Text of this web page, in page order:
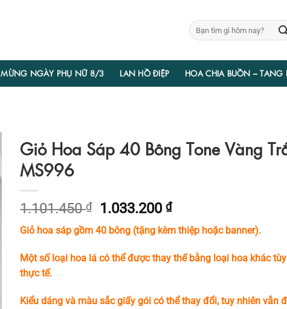
Tìm
kiếm:
MỪNG NGÀY PHỤ NỮ 8/3 LAN HỒ ĐIỆP HOA CHIA BUỒN – TANG
Giỏ Hoa Sáp 40 Bông Tone Vàng
MS996
1.101.450₫
Giá
gốc
là:
1.101.450 ₫.
1.033.200₫Giá
hiện
tại
là:
1.033.200 ₫.
Giỏ hoa sáp gồm 40 bông (tặng kèm thiệp hoặc banner).
Một số loại hoa lá có thể được thay thế bằng loại hoa khác
thực tế.
Kiểu dáng và màu sắc giấy gói có thể thay đổi, tuy nhiên vẫn